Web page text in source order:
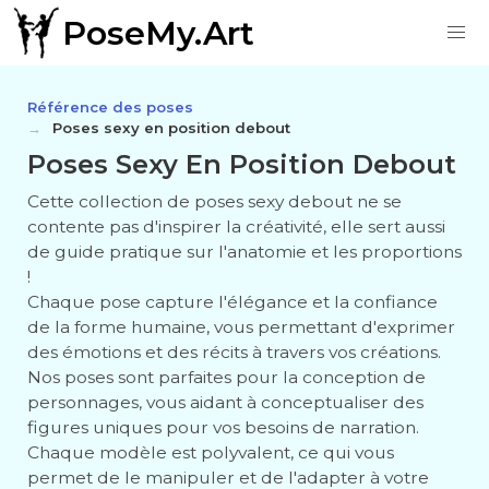
PoseMy.Art
Référence des poses
Poses sexy en position debout
Poses Sexy En Position Debout
Cette collection de poses sexy debout ne se
contente pas d'inspirer la créativité, elle sert aussi
de guide pratique sur l'anatomie et les proportions
!
Chaque pose capture l'élégance et la confiance
de la forme humaine, vous permettant d'exprimer
des émotions et des récits à travers vos créations.
Nos poses sont parfaites pour la conception de
personnages, vous aidant à conceptualiser des
figures uniques pour vos besoins de narration.
Chaque modèle est polyvalent, ce qui vous
permet de le manipuler et de l'adapter à votre